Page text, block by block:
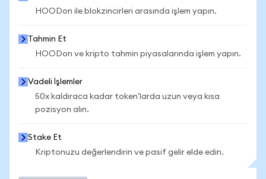
HOODon ile blokzincirleri arasında işlem yapın.
Tahmin Et
HOODon ve kripto tahmin piyasalarında işlem yapın.
Vadeli İşlemler
50x kaldıraca kadar token'larda uzun veya kısa
pozisyon alın.
Stake Et
Kriptonuzu değerlendirin ve pasif gelir elde edin.